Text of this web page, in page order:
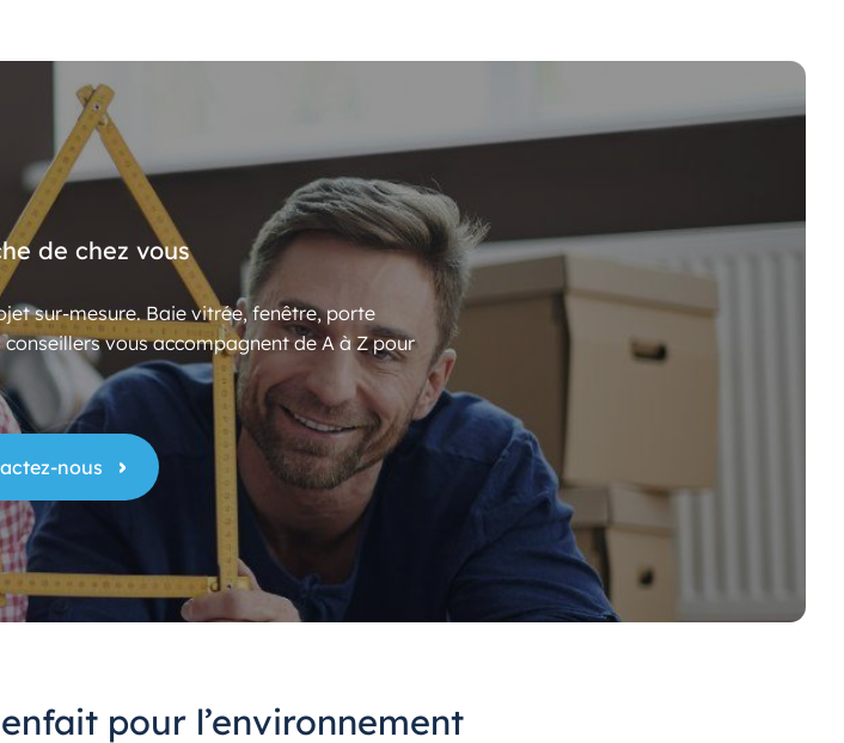
de chez vous
sur-mesure. Baie vitrée, fenêtre, porte
vous accompagnent de A à Z pour
nous
pour l’environnement